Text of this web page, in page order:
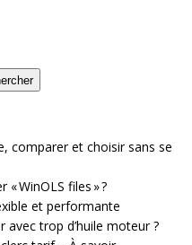
comparer et choisir sans se
WinOLS files » ?
et performante
trop d’huile moteur ?